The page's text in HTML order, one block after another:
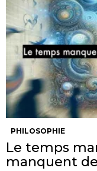
PHILOSOPHIE
Le temps
manquent